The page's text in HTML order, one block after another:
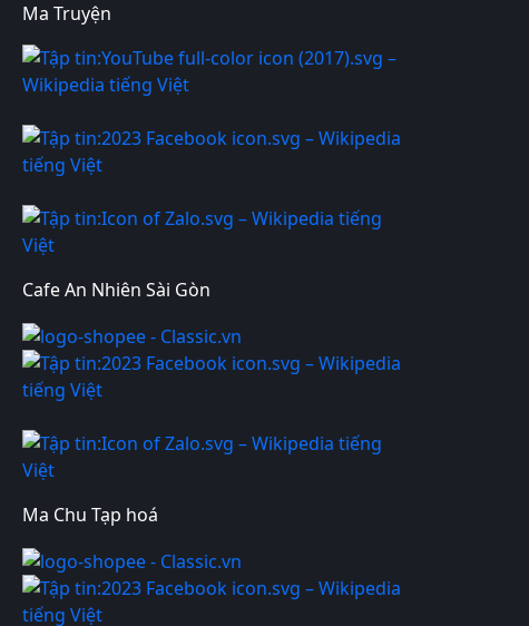
Ma Truyện
Cafe An Nhiên Sài Gòn
Ma Chu Tạp hoá